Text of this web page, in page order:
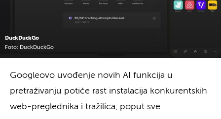
DuckDuckGo
Foto: DuckDuckGo
Googleovo uvođenje novih AI funkcija u
pretraživanju potiče rast instalacija konkurentskih
web-preglednika i tražilica, poput sve